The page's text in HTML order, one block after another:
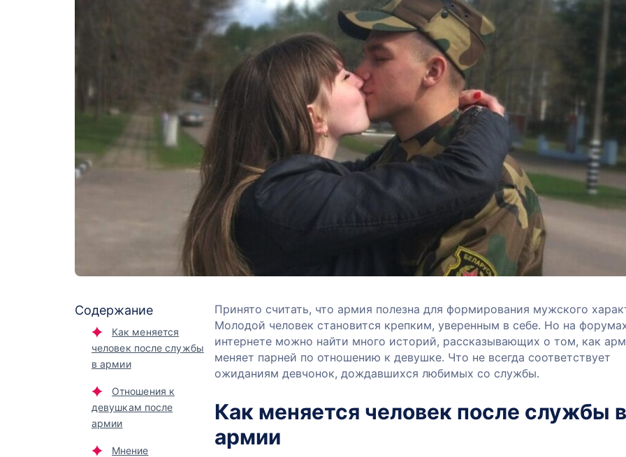
Содержание
Как меняется
человек после службы
в армии
Отношения к
девушкам после
армии
Мнение
Принято считать, что армия полезна для формирования мужского
Молодой человек становится крепким, уверенным в себе. Но на
интернете можно найти много историй, рассказывающих о том, как
меняет парней по отношению к девушке. Что не всегда соответствует
ожиданиям девчонок, дождавшихся любимых со службы.
Как меняется человек после службы в
армии